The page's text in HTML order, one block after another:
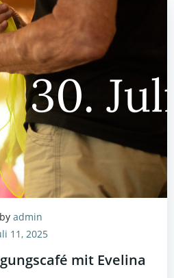
by admin
11, 2025
mit Evelina